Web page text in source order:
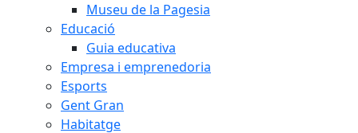
Museu de la Pagesia
Educació
Guia educativa
Empresa i emprenedoria
Esports
Gent Gran
Habitatge